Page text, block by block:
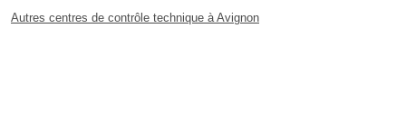
Autres centres de contrôle technique à Avignon